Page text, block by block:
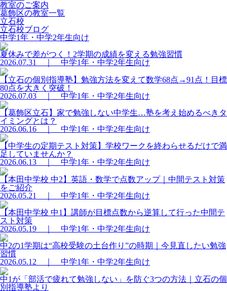
教室のご案内
葛飾区の教室一覧
立石校
立石校ブログ
中学1年・中学2年生向け
夏休みで差がつく！2学期の成績を変える勉強習慣
2026.07.31 ｜ 中学1年・中学2年生向け
【立石の個別指導塾】勉強方法を変えて数学68点→91点！目標
80点を大きく突破！
2026.07.03 ｜ 中学1年・中学2年生向け
【葛飾区立石】家で勉強しない中学生…塾を考え始めるべきタ
イミングとは？
2026.06.16 ｜ 中学1年・中学2年生向け
【中学生の定期テスト対策】学校ワークを終わらせるだけで満
足していませんか？
2026.06.13 ｜ 中学1年・中学2年生向け
【本田中学校 中2】英語・数学で点数アップ｜中間テスト対策
をご紹介
2026.05.21 ｜ 中学1年・中学2年生向け
【本田中学校 中1】講師が目標点数から逆算して行った中間テ
スト対策
2026.05.19 ｜ 中学1年・中学2年生向け
中2の1学期は“高校受験の土台作り”の時期｜今見直したい勉強
習慣
2026.05.12 ｜ 中学1年・中学2年生向け
中1が「部活で疲れて勉強しない」を防ぐ3つの方法｜立石の個
別指導塾より